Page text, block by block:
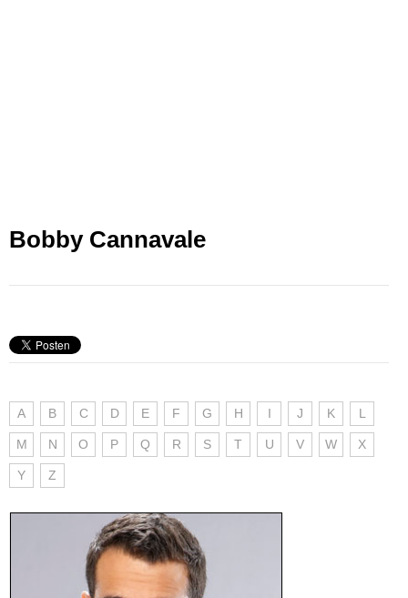
Bobby Cannavale
A B C D E F G H I J K L
M N O P Q R S T U V W X
Y Z